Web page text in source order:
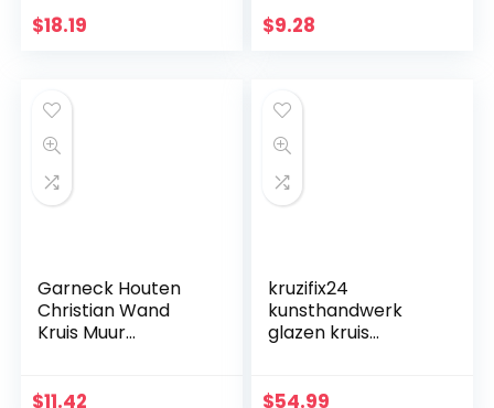
Church Decoraties,
$18.19 $9.28
Garneck Houten
Christian Wand
Kruis Muur
Jezus Kruis
$11.42
kruzifix24
kunsthandwerk
glazen kruis
aquamarijn goud
$54.99